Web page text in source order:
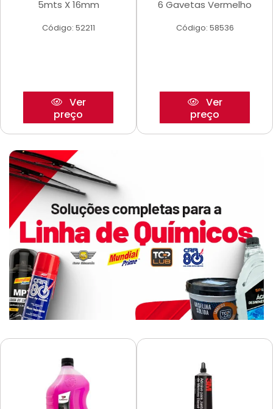
5mts X 16mm
Código: 52211
Ver
preço
6 Gavetas Vermelho
Código: 58536
Ver
preço